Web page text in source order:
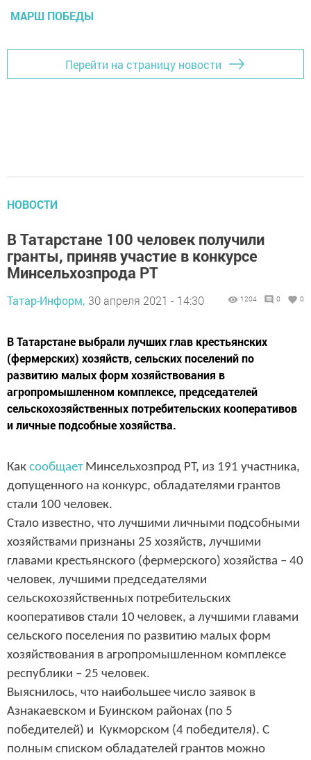
МАРШ ПОБЕДЫ
Перейти на страницу новости
НОВОСТИ
В Татарстане 100 человек получили
гранты, приняв участие в конкурсе
Минсельхозпрода РТ
Татар-Информ, 30 апреля 2021 - 14:30 1204 0 0
​​​​​​​В Татарстане выбрали лучших глав крестьянских
(фермерских) хозяйств, сельских поселений по
развитию малых форм хозяйствования в
агропромышленном комплексе, председателей
сельскохозяйственных потребительских кооперативов
и личные подсобные хозяйства.
Как сообщает Минсельхозпрод РТ, из 191 участника,
допущенного на конкурс, обладателями грантов
стали 100 человек.
Стало известно, что лучшими личными подсобными
хозяйствами признаны 25 хозяйств, лучшими
главами крестьянского (фермерского) хозяйства – 40
человек, лучшими председателями
сельскохозяйственных потребительских
кооперативов стали 10 человек, а лучшими главами
сельского поселения по развитию малых форм
хозяйствования в агропромышленном комплексе
республики – 25 человек.
Выяснилось, что наибольшее число заявок в
Азнакаевском и Буинском районах (по 5
победителей) и Кукморском (4 победителя). С
полным списком обладателей грантов можно